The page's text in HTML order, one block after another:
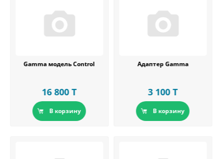
Gamma модель Control
16 800 T
В корзину
Адаптер Gamma
3 100 T
В корзину